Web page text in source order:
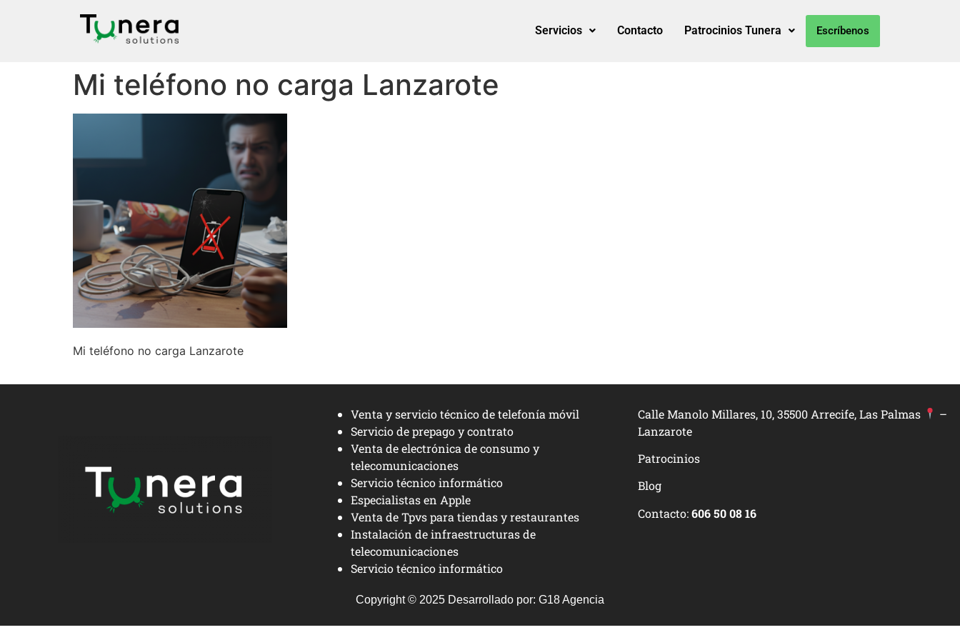
Servicios Contacto Patrocinios Tunera Escríbenos
Mi teléfono no carga Lanzarote
Mi teléfono no carga Lanzarote
Venta y servicio técnico de telefonía móvil
Servicio de prepago y contrato
Venta de electrónica de consumo y
telecomunicaciones
Servicio técnico informático
Especialistas en Apple
Venta de Tpvs para tiendas y restaurantes
Instalación de infraestructuras de
telecomunicaciones
Servicio técnico informático
Calle Manolo Millares, 10, 35500 Arrecife, Las Palmas
–
Lanzarote
Patrocinios
Blog
Contacto:606 50 08 16
Copyright © 2025 Desarrollado por: G18 Agencia